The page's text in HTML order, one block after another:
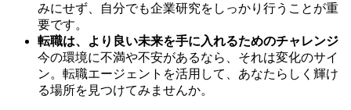
みにせず、自分でも企業研究をしっかり行うことが重
要です。
転職は、より良い未来を手に入れるためのチャレンジ
今の環境に不満や不安があるなら、それは変化のサイ
ン。転職エージェントを活用して、あなたらしく輝け
る場所を見つけてみませんか。